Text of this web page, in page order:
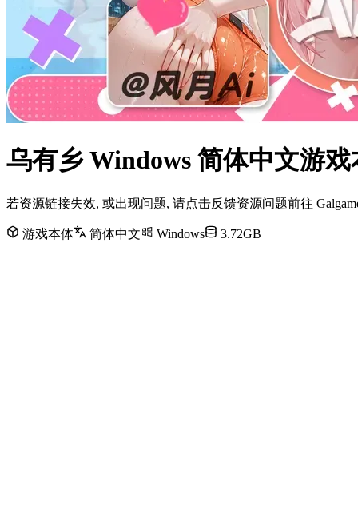
乌有乡 Windows 简体中文游
若资源链接失效, 或出现问题, 请点击反馈资源问题前往
游戏本体 简体中文 Windows 3.72GB